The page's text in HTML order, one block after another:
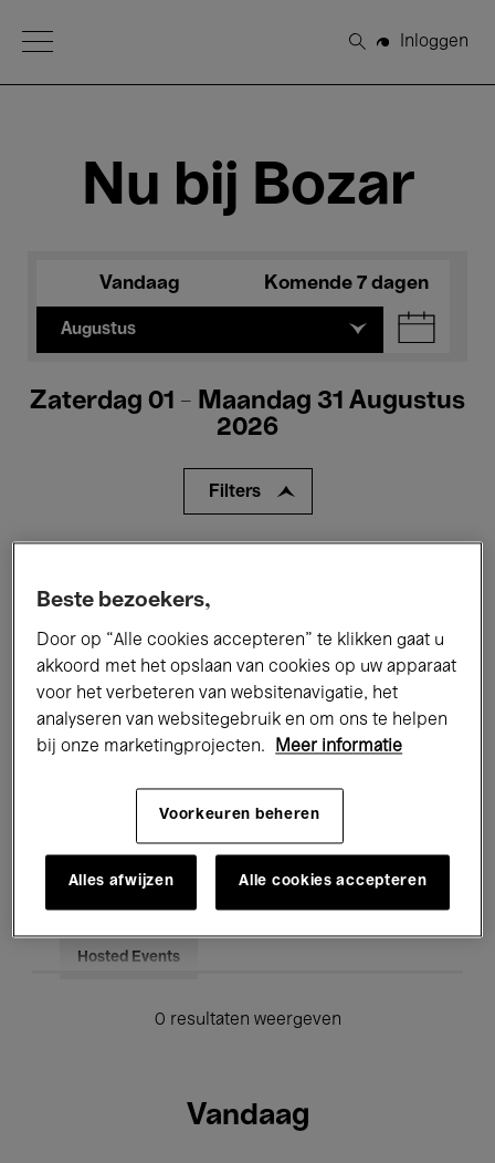
Open Menu
Zoeken
Inloggen
Nu bij Bozar
Vandaag Komende 7 dagen
Augustus
Zaterdag 01 - Maandag 31 Augustus
2026
Filters
Performances Lezingen & Debatten
Jazz Klassieke Muziek Global Music
Voor iedereen Kids’ Palace
Onderwijs Rondleidingen
Hosted Events
0 resultaten weergeven
Vandaag
Beste bezoekers,
Door op “Alle cookies accepteren” te klikken gaat u
akkoord met het opslaan van cookies op uw apparaat
voor het verbeteren van websitenavigatie, het
analyseren van websitegebruik en om ons te helpen
bij onze marketingprojecten.
Meer informatie
Voorkeuren beheren
Alles afwijzen Alle cookies accepteren